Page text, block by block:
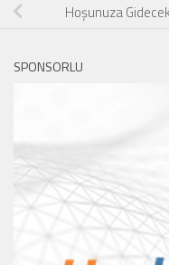
Hoşunuza
SPONSORLU